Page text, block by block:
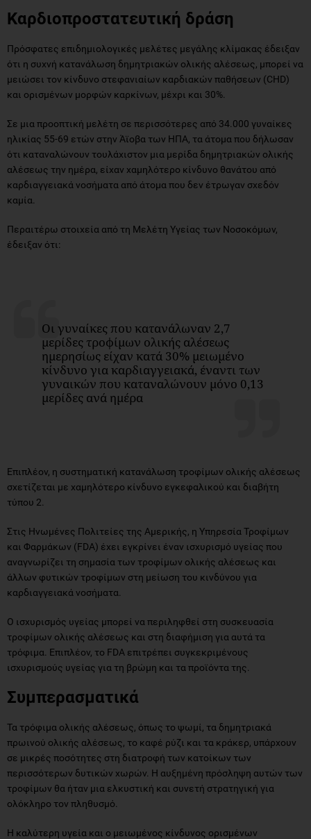
Καρδιοπροστατευτική δράση
Πρόσφατες επιδημιολογικές μελέτες μεγάλης κλίμακας έδειξαν
ότι η συχνή κατανάλωση δημητριακών ολικής αλέσεως, μπορεί να
μειώσει τον κίνδυνο στεφανιαίων καρδιακών παθήσεων (CHD)
και ορισμένων μορφών καρκίνων, μέχρι και 30%.
Σε μια προοπτική μελέτη σε περισσότερες από 34.000 γυναίκες
ηλικίας 55-69 ετών στην Άϊοβα των ΗΠΑ, τα άτομα που δήλωσαν
ότι καταναλώνουν τουλάχιστον μια μερίδα δημητριακών ολικής
αλέσεως την ημέρα, είχαν χαμηλότερο κίνδυνο θανάτου από
καρδιαγγειακά νοσήματα από άτομα που δεν έτρωγαν σχεδόν
καμία.
Περαιτέρω στοιχεία από τη Μελέτη Υγείας των Νοσοκόμων,
έδειξαν ότι:
Oι γυναίκες που κατανάλωναν 2,7
μερίδες τροφίμων ολικής αλέσεως
ημερησίως είχαν κατά 30% μειωμένο
κίνδυνο για καρδιαγγειακά, έναντι των
γυναικών που καταναλώνουν μόνο 0,13
μερίδες ανά ημέρα
Επιπλέον, η συστηματική κατανάλωση τροφίμων ολικής αλέσεως
σχετίζεται με χαμηλότερο κίνδυνο εγκεφαλικού και διαβήτη
τύπου 2.
Στις Ηνωμένες Πολιτείες της Αμερικής, η Υπηρεσία Τροφίμων
και Φαρμάκων (FDA) έχει εγκρίνει έναν ισχυρισμό υγείας που
αναγνωρίζει τη σημασία των τροφίμων ολικής αλέσεως και
άλλων φυτικών τροφίμων στη μείωση του κινδύνου για
καρδιαγγειακά νοσήματα.
Ο ισχυρισμός υγείας μπορεί να περιληφθεί στη συσκευασία
τροφίμων ολικής αλέσεως και στη διαφήμιση για αυτά τα
τρόφιμα. Επιπλέον, το FDA επιτρέπει συγκεκριμένους
ισχυρισμούς υγείας για τη βρώμη και τα προϊόντα της.
Συμπερασματικά
Τα τρόφιμα ολικής αλέσεως, όπως το ψωμί, τα δημητριακά
πρωινού ολικής αλέσεως, το καφέ ρύζι και τα κράκερ, υπάρχουν
σε μικρές ποσότητες στη διατροφή των κατοίκων των
περισσότερων δυτικών χωρών. Η αυξημένη πρόσληψη αυτών των
τροφίμων θα ήταν μια ελκυστική και συνετή στρατηγική για
ολόκληρο τον πληθυσμό.
Η καλύτερη υγεία και ο μειωμένος κίνδυνος ορισμένων